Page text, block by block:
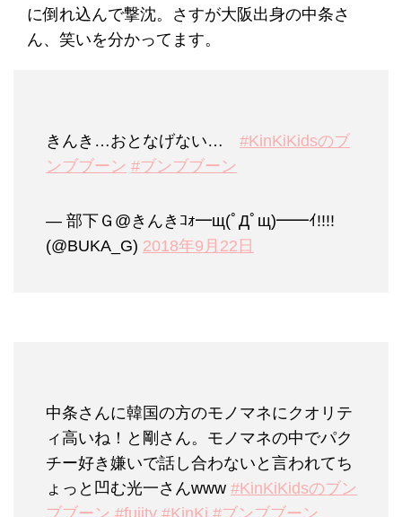
に倒れ込んで撃沈。さすが大阪出身の中条さ
ん、笑いを分かってます。
きんき…おとなげない… #KinKiKidsのブ
ンブブーン #ブンブブーン
— 部下Ｇ@きんきｺｫ━щ(ﾟДﾟщ)━━ｲ!!!!
(@BUKA_G) 2018年9月22日
中条さんに韓国の方のモノマネにクオリテ
ィ高いね！と剛さん。モノマネの中でパク
チー好き嫌いで話し合わないと言われてち
ょっと凹む光一さんwww #KinKiKidsのブン
ブブーン #fujitv #KinKi #ブンブブーン